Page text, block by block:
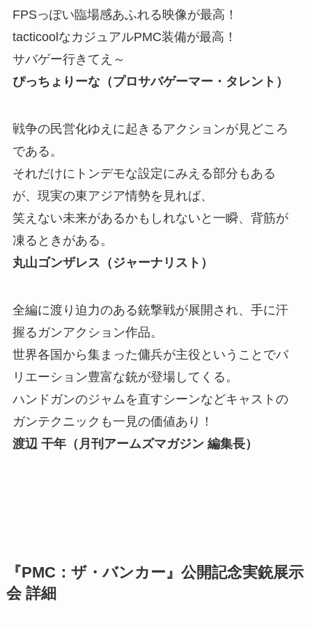
FPSっぽい臨場感あふれる映像が最高！
tacticoolなカジュアルPMC装備が最高！
サバゲー行きてえ～
ぴっちょりーな（プロサバゲーマー・タレント）
戦争の民営化ゆえに起きるアクションが見どころ
である。
それだけにトンデモな設定にみえる部分もある
が、現実の東アジア情勢を見れば、
笑えない未来があるかもしれないと一瞬、背筋が
凍るときがある。
丸山ゴンザレス（ジャーナリスト）
全編に渡り迫力のある銃撃戦が展開され、手に汗
握るガンアクション作品。
世界各国から集まった傭兵が主役ということでバ
リエーション豊富な銃が登場してくる。
ハンドガンのジャムを直すシーンなどキャストの
ガンテクニックも一見の価値あり！
渡辺 干年（月刊アームズマガジン 編集長）
『PMC：ザ・バンカー』公開記念実銃展示
会 詳細